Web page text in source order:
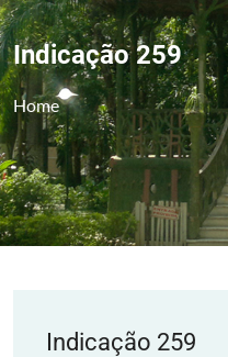
Indicação 259
Home
Indicação 259